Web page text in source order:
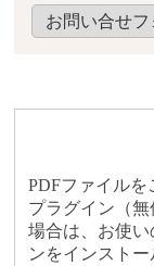
お問い合せフ
PDFファイルを
プラグイン（
場合は、お使
ンをインストー